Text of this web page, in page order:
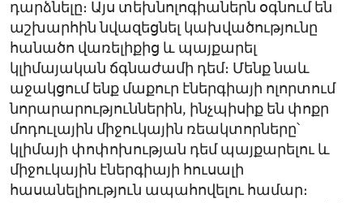
դարձնելը։ Այս տեխնոլոգիաներն օգնում են
աշխարհին նվազեցնել կախվածությունը
հանածո վառելիքից և պայքարել
կլիմայական ճգնաժամի դեմ։ Մենք նաև
աջակցում ենք մաքուր էներգիայի ոլորտում
նորարարություններին, ինչպիսիք են փոքր
մոդուլային միջուկային ռեակտորները՝
կլիմայի փոփոխության դեմ պայքարելու և
միջուկային էներգիայի հուսալի
հասանելիություն ապահովելու համար։